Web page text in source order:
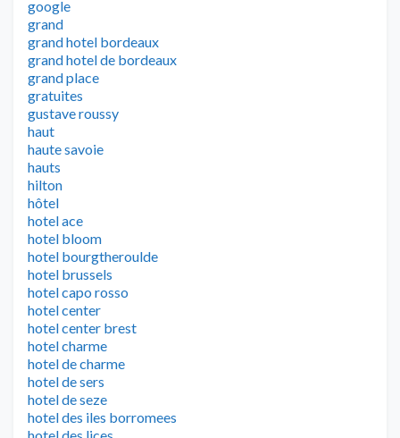
google
grand
grand hotel bordeaux
grand hotel de bordeaux
grand place
gratuites
gustave roussy
haut
haute savoie
hauts
hilton
hôtel
hotel ace
hotel bloom
hotel bourgtheroulde
hotel brussels
hotel capo rosso
hotel center
hotel center brest
hotel charme
hotel de charme
hotel de sers
hotel de seze
hotel des iles borromees